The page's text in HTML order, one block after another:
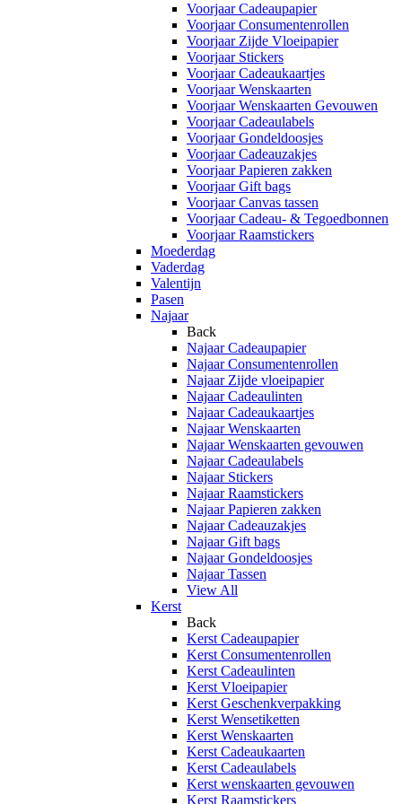
Voorjaar Cadeaupapier
Voorjaar Consumentenrollen
Voorjaar Zijde Vloeipapier
Voorjaar Stickers
Voorjaar Cadeaukaartjes
Voorjaar Wenskaarten
Voorjaar Wenskaarten Gevouwen
Voorjaar Cadeaulabels
Voorjaar Gondeldoosjes
Voorjaar Cadeauzakjes
Voorjaar Papieren zakken
Voorjaar Gift bags
Voorjaar Canvas tassen
Voorjaar Cadeau- & Tegoedbonnen
Voorjaar Raamstickers
Moederdag
Vaderdag
Valentijn
Pasen
Najaar
Back
Najaar Cadeaupapier
Najaar Consumentenrollen
Najaar Zijde vloeipapier
Najaar Cadeaulinten
Najaar Cadeaukaartjes
Najaar Wenskaarten
Najaar Wenskaarten gevouwen
Najaar Cadeaulabels
Najaar Stickers
Najaar Raamstickers
Najaar Papieren zakken
Najaar Cadeauzakjes
Najaar Gift bags
Najaar Gondeldoosjes
Najaar Tassen
View All
Kerst
Back
Kerst Cadeaupapier
Kerst Consumentenrollen
Kerst Cadeaulinten
Kerst Vloeipapier
Kerst Geschenkverpakking
Kerst Wensetiketten
Kerst Wenskaarten
Kerst Cadeaukaarten
Kerst Cadeaulabels
Kerst wenskaarten gevouwen
Kerst Raamstickers